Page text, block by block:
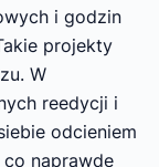
i godzin
projekty
W
reedycji i
odcieniem
co naprawdę